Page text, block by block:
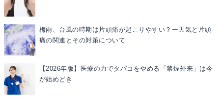
梅雨、台風の時期は片頭痛が起こりやすい？ー天気と片頭
痛の関連とその対策について
【2026年版】医療の力でタバコをやめる「禁煙外来」は今
が始めどき